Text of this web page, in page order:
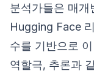
분석가들은 매개
Hugging Face
수를 기반으로
역할극, 추론과